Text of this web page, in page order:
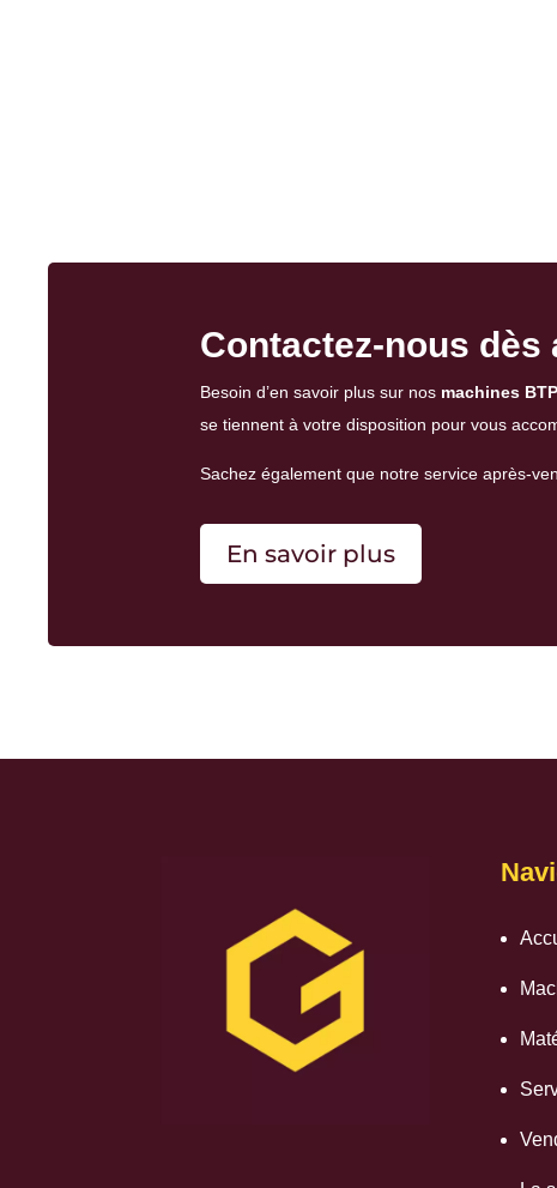
Contactez-nous dès
Besoin d’en savoir plus sur nos machines
se tiennent à votre disposition pour vous
Sachez également que notre service après-
En savoir plus